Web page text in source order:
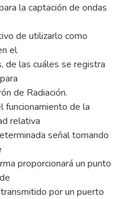
la captación de ondas
de utilizarlo como
el
de las cuáles se registra
de Radiación.
funcionamiento de la
relativa
señal tomando
proporcionará un punto
por un puerto